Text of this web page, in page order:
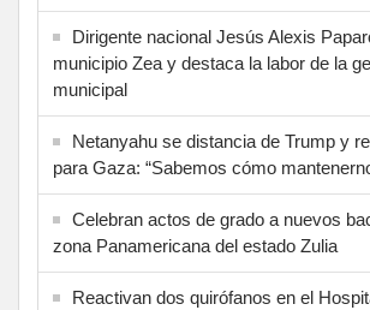
Dirigente nacional Jesús Alexis
municipio Zea y destaca la labor de la
municipal
Netanyahu se distancia de Trump y
para Gaza: “Sabemos cómo
Celebran actos de grado a nuevos
zona Panamericana del estado Zulia
Reactivan dos quirófanos en el